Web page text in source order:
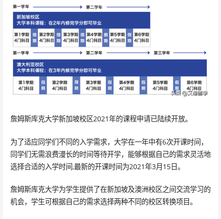
詹姆斯库克大学新加坡校区2021年的课程申请已陆续开放。
为了适应同学们不同的入学需求，大学在一年中有6次开课时间，
同学们无需浪费漫长的时间等待开学，能够根据自己的需求灵活地
选择合适的入学时间,最新的开课时间为2021年3月15日。
詹姆斯库克大学为学生提供了在新加坡及澳洲校区之间交流学习的
机会，学生可根据自己的需求选择两种不同的校区转换项目。